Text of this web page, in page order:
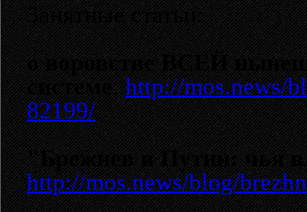
Занятные статьи:
о воровстве ВСЕЙ
системе:http://mos.news/
82199/
"Брежнев и Путин: чья
http://mos.news/blog/